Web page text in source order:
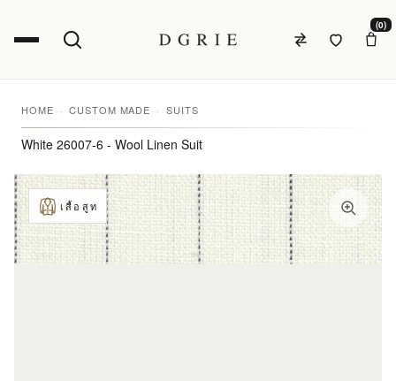
(0)
HOME CUSTOM MADE SUITS
White 26007-6 - Wool Linen Suit
เสื้อสูท